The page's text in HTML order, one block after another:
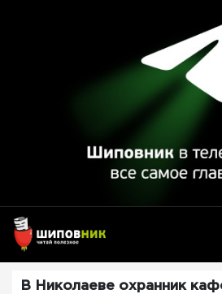
В Николаеве охранник